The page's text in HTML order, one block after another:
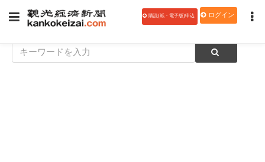
購読(紙・電子版)申込 ログイン